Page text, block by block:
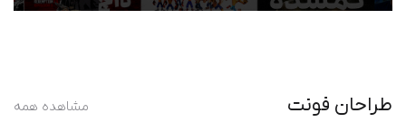
طراحان فونت مشاهده همه